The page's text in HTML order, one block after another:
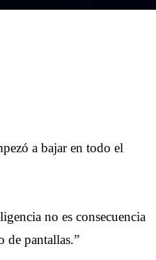
a bajar en todo el
no es consecuencia
de pantallas.”